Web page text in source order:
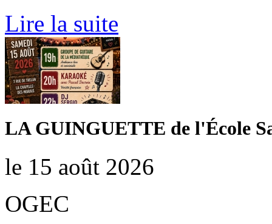
Lire la suite
LA GUINGUETTE de l'École
le 15 août 2026
OGEC